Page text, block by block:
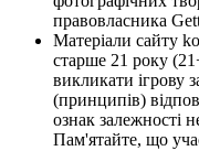
правовласника
Матеріали сайту
старше 21 року
викликати ігрову
(принципів)
ознак залежності
Пам'ятайте, що